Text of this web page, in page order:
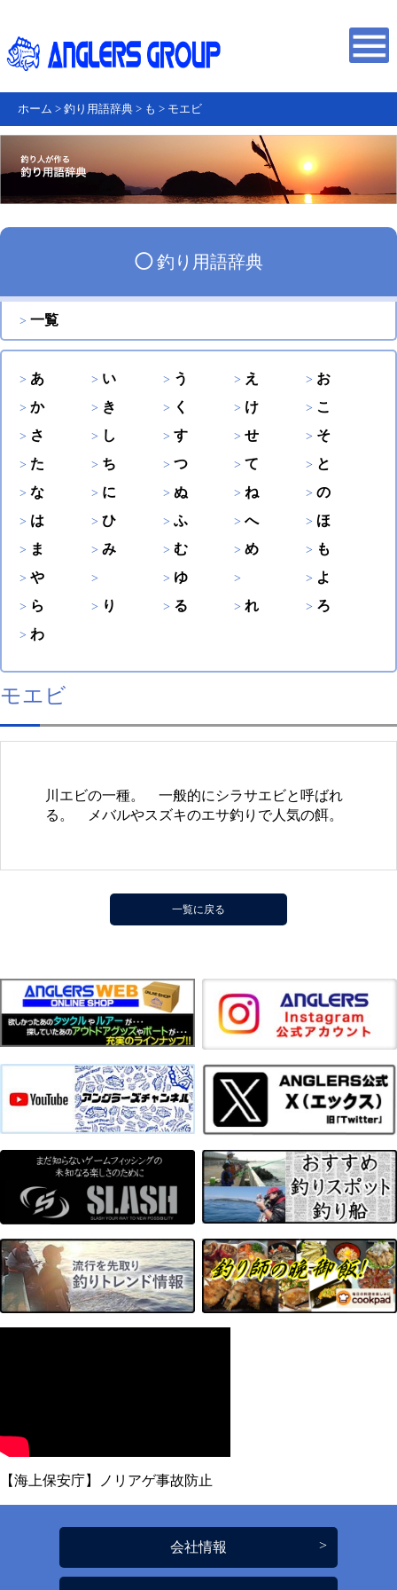
ホーム > 釣り用語辞典 > も > モエビ
◯釣り用語辞典
一覧
あ い う え
お
か
き く け
こ
さ
し す せ
そ
た
ち つ て
と
な
に ぬ ね
の
は
ひ ふ へ
ほ
ま
み む め
も
や
ゆ
よ
ら
り る れ
ろ
わ
モエビ
川エビの一種。 一般的にシラサエビと呼ばれ
る。 メバルやスズキのエサ釣りで人気の餌。
一覧に戻る
【海上保安庁】ノリアゲ事故防止
会社情報